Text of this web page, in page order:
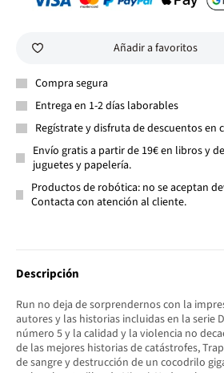
Añadir a favoritos
Compra segura
Entrega en 1-2 días laborables
Regístrate y disfruta de descuentos en
Envío gratis a partir de 19€ en libros y
juguetes y papelería.
Productos de robótica: no se aceptan
Contacta con atención al cliente.
Descripción
Run no deja de sorprendernos con la
autores y las historias incluidas en la serie
número 5 y la calidad y la violencia no
de las mejores historias de catástrofes,
de sangre y destrucción de un cocodrilo